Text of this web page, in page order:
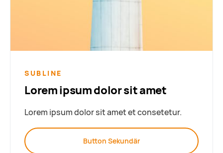
SUBLINE
Lorem ipsum dolor sit amet
Lorem ipsum dolor sit amet et consetetur.
Button Sekundär